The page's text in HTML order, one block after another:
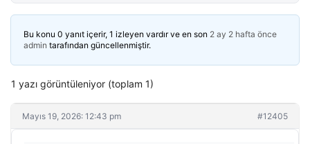
Bu konu 0 yanıt içerir, 1 izleyen vardır ve en son 2 ay 2 hafta önce
admin tarafından güncellenmiştir.
1 yazı görüntüleniyor (toplam 1)
Mayıs 19, 2026: 12:43 pm #12405